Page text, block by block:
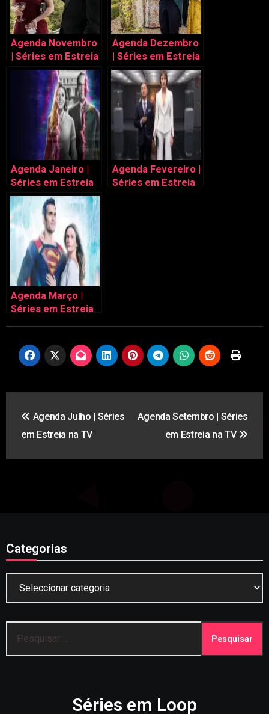
Agenda Novembro
| Séries em Estreia
na TV
Agenda Dezembro
| Séries em Estreia
na TV
Agenda Janeiro |
Séries em Estreia
na TV
Agenda Fevereiro |
Séries em Estreia
Agenda Março |
Séries em Estreia
de
artigos
Agenda Julho | Séries
em Estreia na TV
Agenda Setembro | Séries
em Estreia na TV
Categorias
por:
Séries em Loop